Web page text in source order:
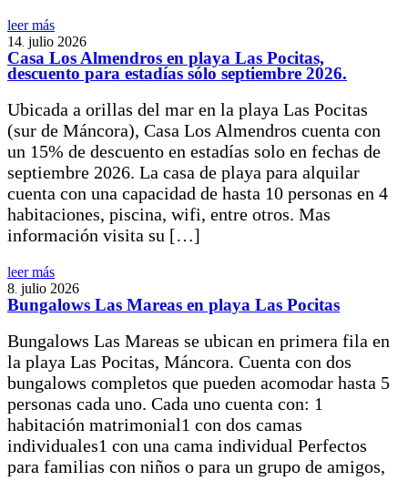
leer más
14. julio 2026
Casa Los Almendros en playa Las Pocitas,
descuento para estadías sólo septiembre 2026.
Ubicada a orillas del mar en la playa Las Pocitas
(sur de Máncora), Casa Los Almendros cuenta con
un 15% de descuento en estadías solo en fechas de
septiembre 2026. La casa de playa para alquilar
cuenta con una capacidad de hasta 10 personas en 4
habitaciones, piscina, wifi, entre otros. Mas
información visita su […]
leer más
8. julio 2026
Bungalows Las Mareas en playa Las Pocitas
Bungalows Las Mareas se ubican en primera fila en
la playa Las Pocitas, Máncora. Cuenta con dos
bungalows completos que pueden acomodar hasta 5
personas cada uno. Cada uno cuenta con: 1
habitación matrimonial1 con dos camas
individuales1 con una cama individual Perfectos
para familias con niños o para un grupo de amigos,